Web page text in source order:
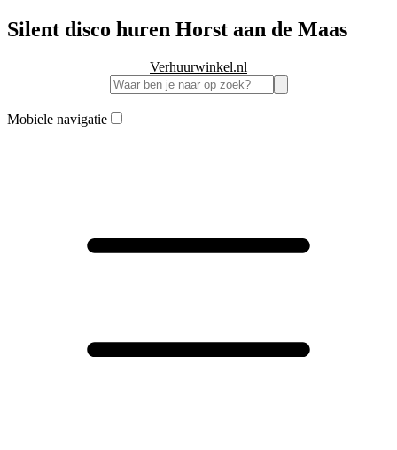
Silent disco huren Horst aan de Maas
Verhuurwinkel.nl
Mobiele navigatie